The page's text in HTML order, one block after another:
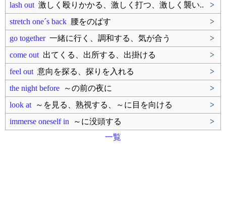
lash out 激しく殴りかかる、激しく打つ、激しく襲い..
>
stretch one´s back 腰をのばす
>
go together一緒に行く、調和する、気が合う
>
come out 出てくる、出所する、出掛ける
>
feel out 意向を探る、探りを入れる
>
the night before ～の前の夜に
>
look at ～を見る、熟視する、～に目を向ける
>
immerse oneself in ～に没頭する
>
一覧